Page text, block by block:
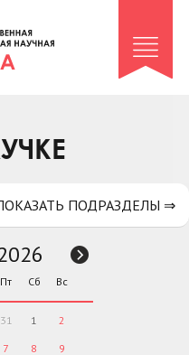
ПОДРАЗДЕЛЫ ⇒
Пт Сб Вс
31 1 2
7 8 9